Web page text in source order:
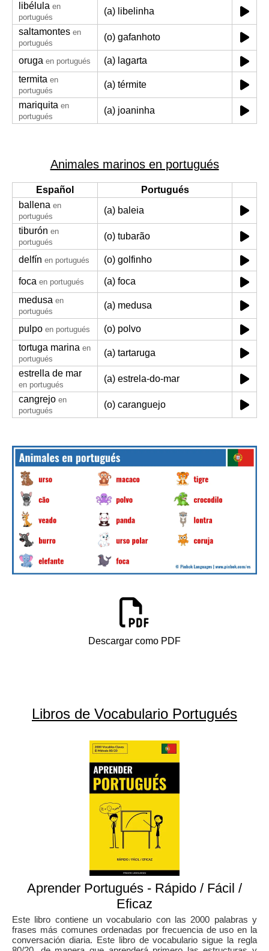
libélula en
portugués
(a) libelinha
saltamontes en
portugués
(o) gafanhoto
oruga en portugués
(a) lagarta
termita en
portugués
(a) térmite
mariquita en
portugués
(a) joaninha
Animales marinos en portugués
Español
Portugués
ballena en
portugués
(a) baleia
tiburón en
portugués
(o) tubarão
delfín en portugués (o) golfinho
foca en portugués
(a) foca
medusa en
portugués
(a) medusa
pulpo en portugués
(o) polvo
tortuga marina en
portugués
(a) tartaruga
estrella de mar
en portugués
(a) estrela-do-mar
cangrejo en
portugués
(o) caranguejo
Descargar como PDF
Libros de Vocabulario Portugués
Aprender Portugués - Rápido / Fácil /
Eficaz
Este libro contiene un vocabulario con las 2000 palabras y
frases más comunes ordenadas por frecuencia de uso en la
conversación diaria. Este libro de vocabulario sigue la regla